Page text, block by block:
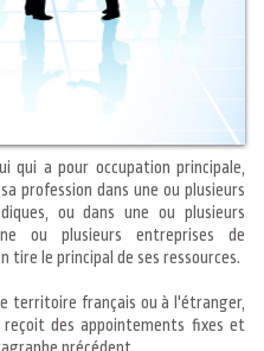
profession dans une ou plusieurs
ou dans une ou plusieurs
ou plusieurs entreprises de
tire le principal de ses ressources.
territoire français ou à l'étranger,
des appointements fixes et